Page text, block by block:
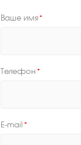
Ваше имя*
Телефон *
E-mail *